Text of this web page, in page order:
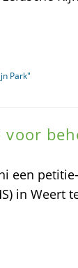
Park"
een
in Weert